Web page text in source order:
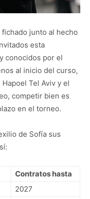
junto al hecho
esta
conocidos por el
al inicio del curso,
Tel Aviv y el
competir bien es
en el torneo.
de Sofía sus
Contratos hasta
2027